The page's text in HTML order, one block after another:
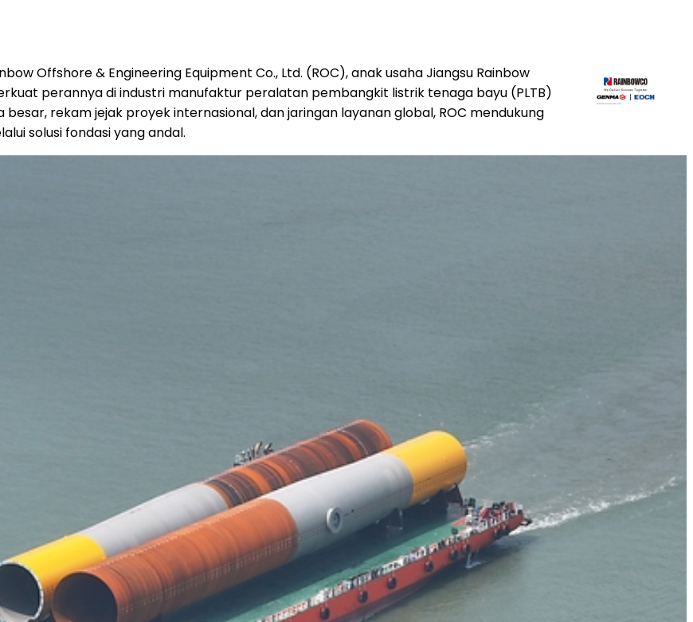
Offshore & Engineering Equipment Co., Ltd. (ROC), anak usaha Jiangsu Rainbow
perannya di industri manufaktur peralatan pembangkit listrik tenaga bayu (PLTB)
rekam jejak proyek internasional, dan jaringan layanan global, ROC mendukung
solusi fondasi yang andal.